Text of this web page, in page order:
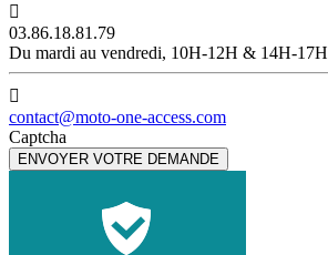

03.86.18.81.79
Du mardi au vendredi, 10H-12H & 14H-17H

contact@moto-one-access.com
Captcha
ENVOYER VOTRE DEMANDE